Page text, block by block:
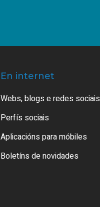
En internet
Webs, blogs e redes sociais
Perfís sociais
Aplicacións para móbiles
Boletíns de novidades